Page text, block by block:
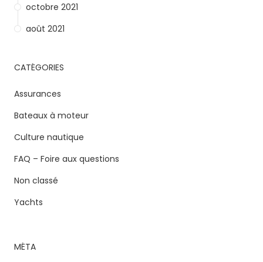
octobre 2021
août 2021
CATÉGORIES
Assurances
Bateaux à moteur
Culture nautique
FAQ – Foire aux questions
Non classé
Yachts
MÉTA